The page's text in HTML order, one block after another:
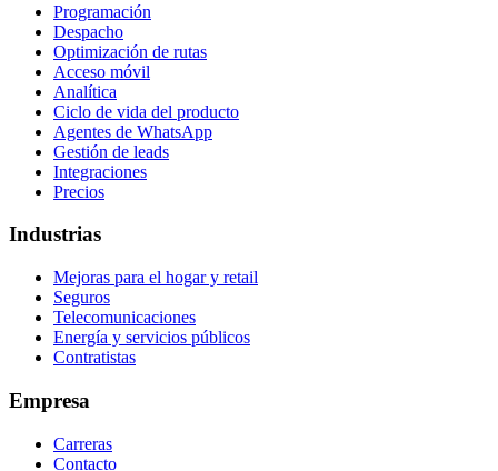
Programación
Despacho
Optimización de rutas
Acceso móvil
Analítica
Ciclo de vida del producto
Agentes de WhatsApp
Gestión de leads
Integraciones
Precios
Industrias
Mejoras para el hogar y retail
Seguros
Telecomunicaciones
Energía y servicios públicos
Contratistas
Empresa
Carreras
Contacto